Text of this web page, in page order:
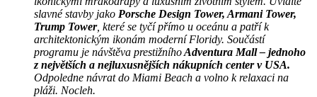
slavné stavby jako Porsche Design Tower, Armani Tower,
Trump Tower, které se tyčí přímo u oceánu a patří k
architektonickým ikonám moderní Floridy. Součástí
programu je návštěva prestižníhoAdventura Mall – jednoho
z největších a nejluxusnějších nákupních center v USA.
Odpoledne návrat do Miami Beach a volno k relaxaci na
pláži. Nocleh.